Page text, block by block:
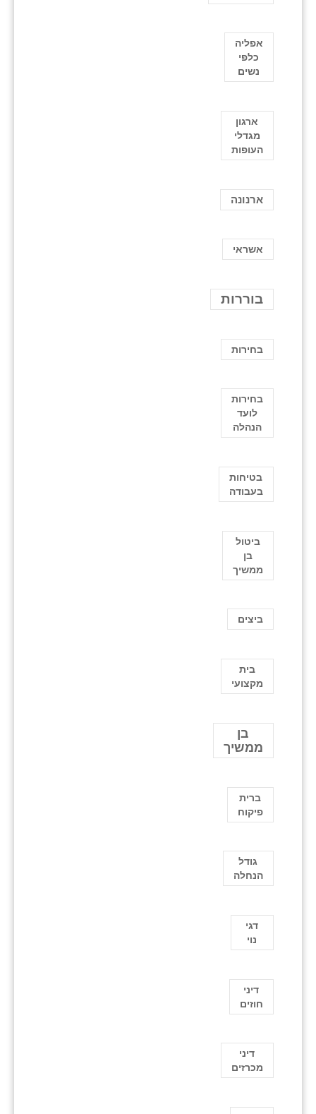
אפליה
כלפי
נשים
ארגון
מגדלי
העופות
ארנונה
אשראי
בוררות
בחירות
בחירות
לועד
הנהלה
בטיחות
בעבודה
ביטול
בן
ממשיך
ביצים
בית
מקצועי
בן
ממשיך
ברית
פיקוח
גודל
הנחלה
דגי
נוי
דיני
חוזים
דיני
מכרזים